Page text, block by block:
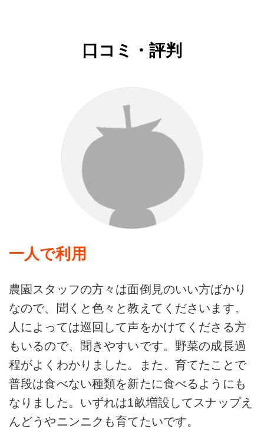
口コミ・評判
一人で利用
農園スタッフの方々は面倒見のいい方ばかり
なので、聞くと色々と教えてくださいます。
人によっては巡回して声をかけてくださる方
もいるので、聞きやすいです。野菜の成長過
程がよくわかりました。また、育てたことで
普段は食べない種類を新たに食べるようにも
なりました。いずれは1畝増設してスナップえ
んどうやニンニクも育てたいです。